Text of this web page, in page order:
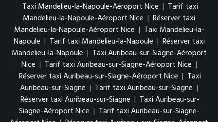
Taxi Mandelieu-la-Napoule-Aéroport Nice | Tarif taxi
Mandelieu-la-Napoule-Aéroport Nice | Réserver taxi
Mandelieu-la-Napoule-Aéroport Nice | Taxi Mandelieu-la-
Napoule | Tarif taxi Mandelieu-la-Napoule | Réserver taxi
Mandelieu-la-Napoule | Taxi Auribeau-sur-Siagne-Aéroport
Nice | Tarif taxi Auribeau-sur-Siagne-Aéroport Nice |
Réserver taxi Auribeau-sur-Siagne-Aéroport Nice | Taxi
Auribeau-sur-Siagne | Tarif taxi Auribeau-sur-Siagne |
Réserver taxi Auribeau-sur-Siagne | Taxi Auribeau-sur-
Siagne-Aéroport Nice | Tarif taxi Auribeau-sur-Siagne-